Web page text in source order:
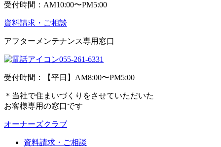
受付時間：AM10:00〜PM5:00
資料請求・ご相談
アフターメンテナンス専用窓口
055-261-6331
受付時間：【平日】AM8:00〜PM5:00
＊当社で住まいづくりをさせていただいた
お客様専用の窓口です
オーナーズクラブ
資料請求・ご相談